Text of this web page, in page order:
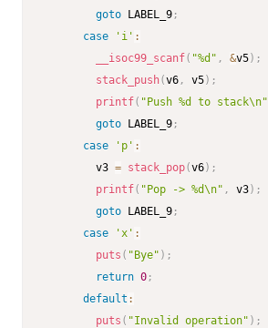
goto LABEL_9 ;
case
'i' :
__isoc99_scanf( "%d" , &v5) ;
stack_push(v6 , v5) ;
printf( "Push %d to stack\n"
goto LABEL_9 ;
case
'p' :
        v3
= stack_pop(v6) ;
printf( "Pop -> %d\n" , v3) ;
goto LABEL_9 ;
case
'x' :
puts ( "Bye" ) ;
return 0 ;
default :
puts ( "Invalid operation" ) ;